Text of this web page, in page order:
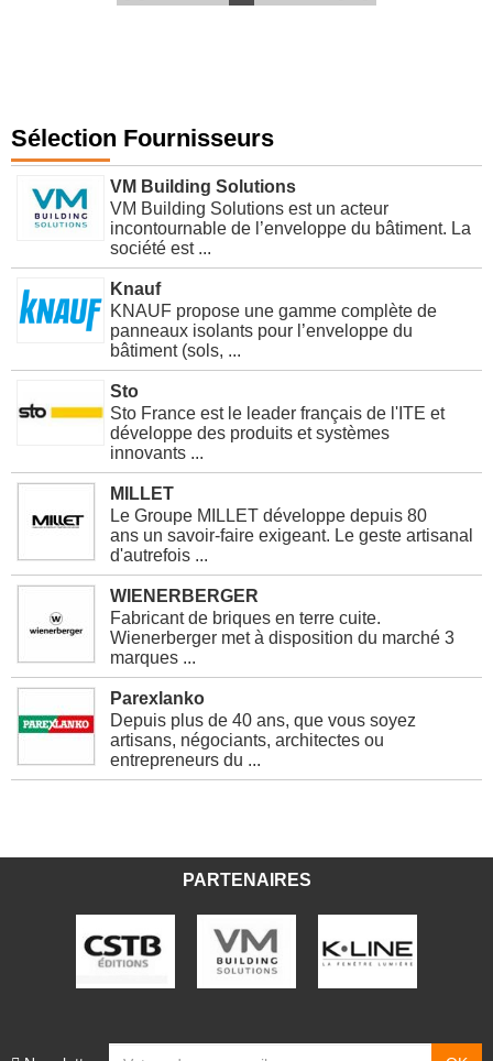
Sélection Fournisseurs
VM Building Solutions
VM Building Solutions est un acteur
incontournable de l’enveloppe du bâtiment. La
société est ...
Knauf
KNAUF propose une gamme complète de
panneaux isolants pour l’enveloppe du
bâtiment (sols, ...
Sto
Sto France est le leader français de l'ITE et
développe des produits et systèmes
innovants ...
MILLET
Le Groupe MILLET développe depuis 80
ans un savoir-faire exigeant. Le geste artisanal
d'autrefois ...
WIENERBERGER
Fabricant de briques en terre cuite.
Wienerberger met à disposition du marché 3
marques ...
Parexlanko
Depuis plus de 40 ans, que vous soyez
artisans, négociants, architectes ou
entrepreneurs du ...
PARTENAIRES